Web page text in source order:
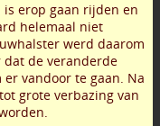
erop gaan rijden en
helemaal niet
werd daarom
de veranderde
vandoor te gaan. Na
grote verbazing van